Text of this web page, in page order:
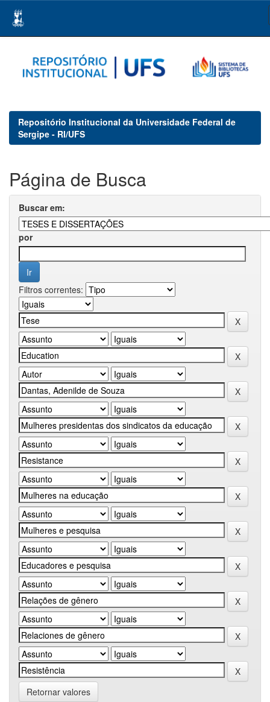
navigation
Repositório Institucional da Universidade Federal de
Sergipe - RI/UFS
Página de Busca
Buscar em:
por
Filtros correntes:
Retornar valores